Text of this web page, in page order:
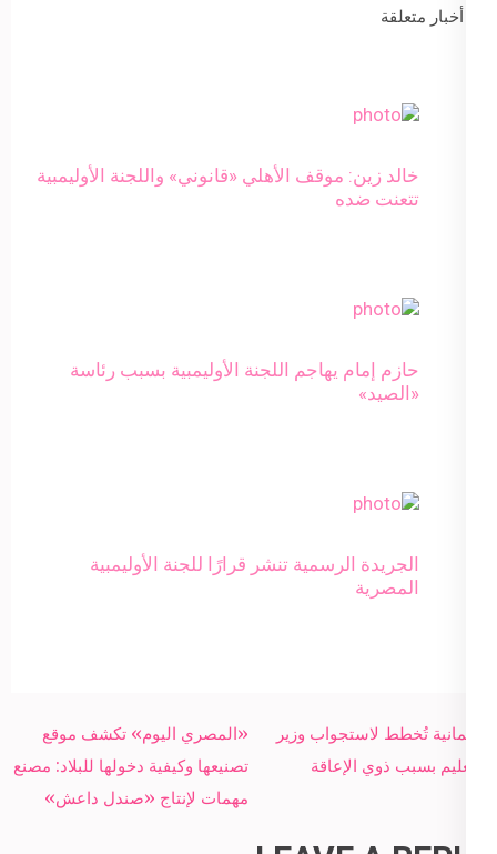
أخبار متعلقة
خالد زين: موقف الأهلي «قانوني» واللجنة الأوليمبية
تتعنت ضده
حازم إمام يهاجم اللجنة الأوليمبية بسبب رئاسة
«الصيد»
الجريدة الرسمية تنشر قرارًا للجنة الأوليمبية
المصرية
Post
navigation
«المصري اليوم» تكشف موقع
تصنيعها وكيفية دخولها للبلاد: مصنع
مهمات لإنتاج «صندل داعش»
برلمانية تُخطط لاستجواب وزير
التعليم بسبب ذوي الإعاقة